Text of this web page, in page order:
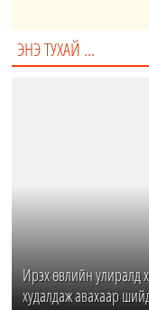
ЭНЭ ТУХАЙ ...
Ирэх өвлийн улиралд
худалдаж авахаар